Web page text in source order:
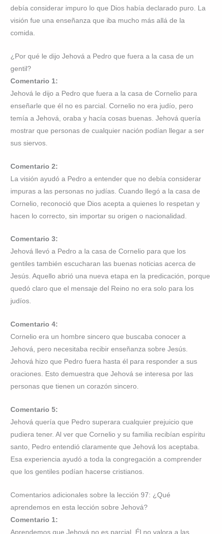
debía considerar impuro lo que Dios había declarado puro. La
visión fue una enseñanza que iba mucho más allá de la
comida.
¿Por qué le dijo Jehová a Pedro que fuera a la casa de un
gentil?
Comentario 1:
Jehová le dijo a Pedro que fuera a la casa de Cornelio para
enseñarle que él no es parcial. Cornelio no era judío, pero
temía a Jehová, oraba y hacía cosas buenas. Jehová quería
mostrar que personas de cualquier nación podían llegar a ser
sus siervos.
Comentario 2:
La visión ayudó a Pedro a entender que no debía considerar
impuras a las personas no judías. Cuando llegó a la casa de
Cornelio, reconoció que Dios acepta a quienes lo respetan y
hacen lo correcto, sin importar su origen o nacionalidad.
Comentario 3:
Jehová llevó a Pedro a la casa de Cornelio para que los
gentiles también escucharan las buenas noticias acerca de
Jesús. Aquello abrió una nueva etapa en la predicación, porque
quedó claro que el mensaje del Reino no era solo para los
judíos.
Comentario 4:
Cornelio era un hombre sincero que buscaba conocer a
Jehová, pero necesitaba recibir enseñanza sobre Jesús.
Jehová hizo que Pedro fuera hasta él para responder a sus
oraciones. Esto demuestra que Jehová se interesa por las
personas que tienen un corazón sincero.
Comentario 5:
Jehová quería que Pedro superara cualquier prejuicio que
pudiera tener. Al ver que Cornelio y su familia recibían espíritu
santo, Pedro entendió claramente que Jehová los aceptaba.
Esa experiencia ayudó a toda la congregación a comprender
que los gentiles podían hacerse cristianos.
Comentarios adicionales sobre la lección 97: ¿Qué
aprendemos en esta lección sobre Jehová?
Comentario 1:
Aprendemos que Jehová no es parcial. Él no valora a las